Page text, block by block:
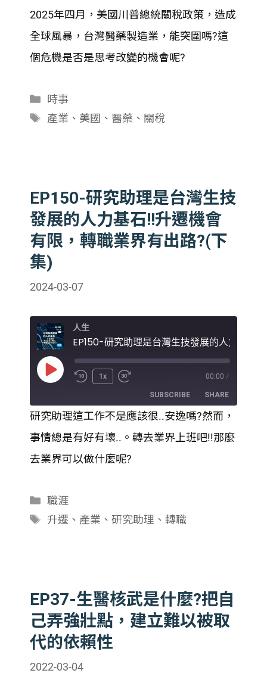
RSS FEED
SHARE
LINK
EMBED
2025年四月，美國川普總統關稅政策，造成
全球風暴，台灣醫藥製造業，能突圍嗎?這
個危機是否是思考改變的機會呢?
分
類
時事
標
產業 、 美國 、 醫藥 、 關稅
EP150-研究助理是台灣生技
發展的人力基石!!升遷機會
有限，轉職業界有出路?(下
集)
2024-03-07
人生
Play
1x 00:00 /
SUBSCRIBE SHARE
RSS FEED
SHARE
LINK
研究助理這工作不是應該很..安逸嗎?然而，
事情總是有好有壞..。轉去業界上班吧!!那麼
去業界可以做什麼呢?
分
類
職涯
標
升遷 、 產業 、 研究助理 、 轉職
EP37-生醫核武是什麼?把自
己弄強壯點，建立難以被取
代的依賴性
2022-03-04